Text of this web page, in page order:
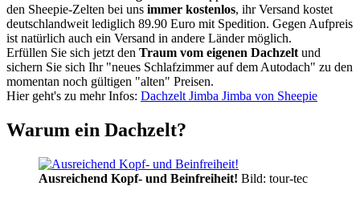
den Sheepie-Zelten bei uns immer kostenlos, ihr Versand kostet
deutschlandweit lediglich 89.90 Euro mit Spedition. Gegen Aufpreis
ist natürlich auch ein Versand in andere Länder möglich.
Erfüllen Sie sich jetzt den Traum vom eigenen Dachzelt und
sichern Sie sich Ihr "neues Schlafzimmer auf dem Autodach" zu den
momentan noch gültigen "alten" Preisen.
Hier geht's zu mehr Infos: Dachzelt Jimba Jimba von Sheepie
Warum ein Dachzelt?
Ausreichend Kopf- und Beinfreiheit! Bild: tour-tec